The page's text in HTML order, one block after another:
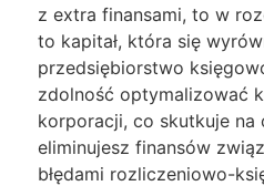
z extra finansami, to w
to kapitał, która się
przedsiębiorstwo
zdolność optymalizować
korporacji, co skutkuje na
eliminujesz finansów
błędami rozliczeniowo-